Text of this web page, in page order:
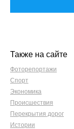
Также на сайте
Фоторепортажи
Спорт
Экономика
Происшествия
Перекрытия дорог
Истории